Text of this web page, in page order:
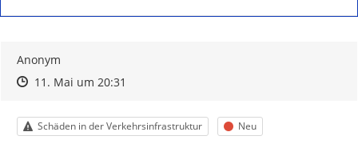
Anonym
Zeitpunkt des Erstellens
Zeitpunkt des Erstellens
11. Mai um 20:31
Kategorie
Schäden in der Verkehrsinfrastruktur Status
Neu